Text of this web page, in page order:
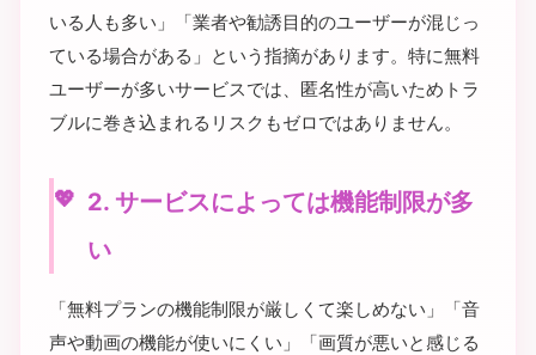
いる人も多い」「業者や勧誘目的のユーザーが混じっ
ている場合がある」という指摘があります。特に無料
ユーザーが多いサービスでは、匿名性が高いためトラ
ブルに巻き込まれるリスクもゼロではありません。
2. サービスによっては機能制限が多
い
「無料プランの機能制限が厳しくて楽しめない」「音
声や動画の機能が使いにくい」「画質が悪いと感じる